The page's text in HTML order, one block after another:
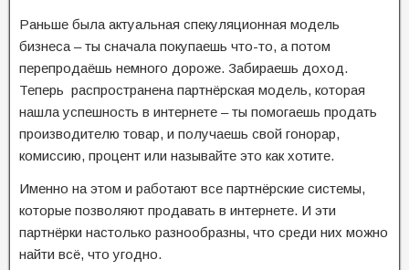
Раньше была актуальная спекуляционная модель
бизнеса – ты сначала покупаешь что-то, а потом
перепродаёшь немного дороже. Забираешь доход.
Теперь распространена партнёрская модель, которая
нашла успешность в интернете – ты помогаешь продать
производителю товар, и получаешь свой гонорар,
комиссию, процент или называйте это как хотите.
Именно на этом и работают все партнёрские системы,
которые позволяют продавать в интернете. И эти
партнёрки настолько разнообразны, что среди них можно
найти всё, что угодно.